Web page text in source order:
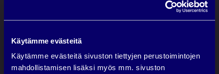
Käytämme evästeitä
Käytämme evästeitä sivuston tiettyjen perustoimintojen
mahdollistamisen lisäksi myös mm. sivuston